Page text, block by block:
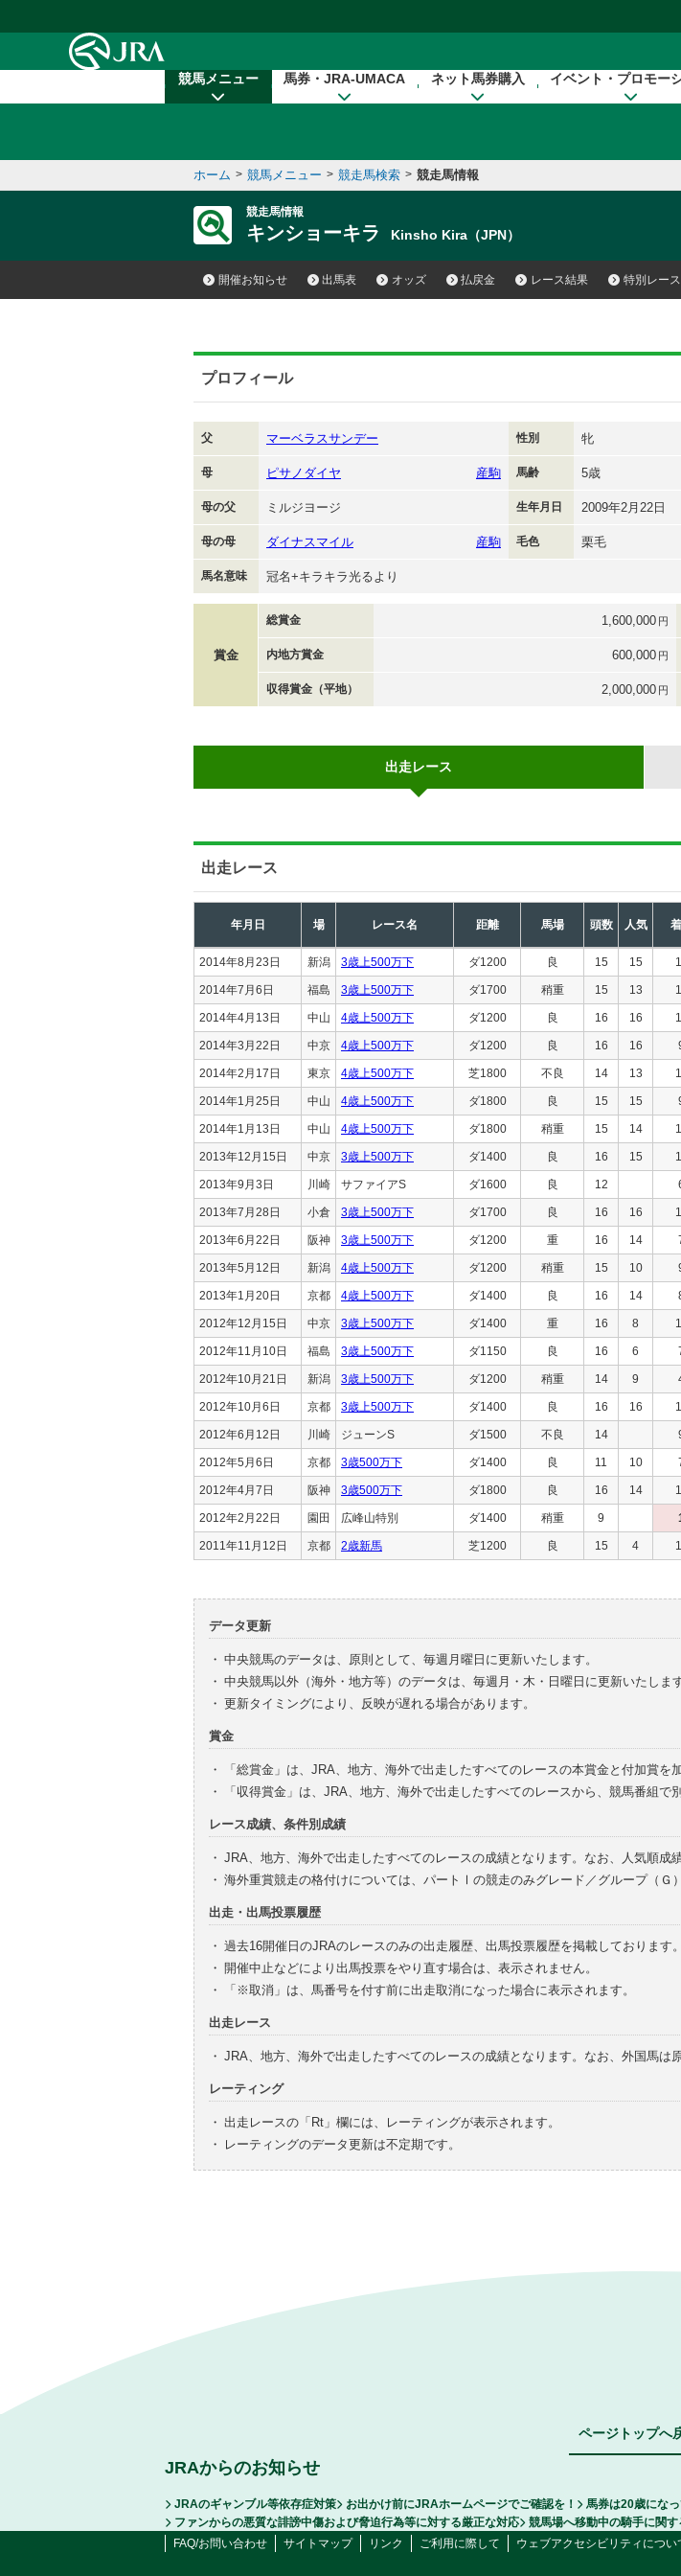
競馬メニュー 馬券・JRA-UMACA ネット馬券購入 イベント・プロモー
ホーム > 競馬メニュー > 競走馬検索 > 競走馬情報
競走馬情報
キンショーキラ Kinsho Kira（JPN）
開催お知らせ 出馬表 オッズ 払戻金 レース結果 特別レー
プロフィール
父 マーベラスサンデー 性別 牝
母 ピサノダイヤ 産駒 馬齢 5歳
母の父 ミルジヨージ 生年月日 2009年2月22日
母の母 ダイナスマイル 産駒 毛色 栗毛
馬名意味 冠名+キラキラ光るより
賞金
総賞金 1,600,000 円
内地方賞金 600,000 円
収得賞金（平地） 2,000,000 円
出走レース
出走レース
年月日 場 レース名 距離 馬場 頭数 人気
2014年8月23日 新潟 3歳上500万下 ダ1200 良 15 15
2014年7月6日 福島 3歳上500万下 ダ1700 稍重 15 13
2014年4月13日 中山 4歳上500万下 ダ1200 良 16 16
2014年3月22日 中京 4歳上500万下 ダ1200 良 16 16
2014年2月17日 東京 4歳上500万下 芝1800 不良 14 13
2014年1月25日 中山 4歳上500万下 ダ1800 良 15 15
2014年1月13日 中山 4歳上500万下 ダ1800 稍重 15 14
2013年12月15日 中京 3歳上500万下 ダ1400 良 16 15
2013年9月3日 川崎 サファイアS ダ1600 良 12
2013年7月28日 小倉 3歳上500万下 ダ1700 良 16 16
2013年6月22日 阪神 3歳上500万下 ダ1200 重 16 14
2013年5月12日 新潟 4歳上500万下 ダ1200 稍重 15 10
2013年1月20日 京都 4歳上500万下 ダ1400 良 16 14
2012年12月15日 中京 3歳上500万下 ダ1400 重 16 8
2012年11月10日 福島 3歳上500万下 ダ1150 良 16 6
2012年10月21日 新潟 3歳上500万下 ダ1200 稍重 14 9
2012年10月6日 京都 3歳上500万下 ダ1400 良 16 16
2012年6月12日 川崎 ジューンS ダ1500 不良 14
2012年5月6日 京都 3歳500万下 ダ1400 良 11 10
2012年4月7日 阪神 3歳500万下 ダ1800 良 16 14
2012年2月22日 園田 広峰山特別 ダ1400 稍重 9
2011年11月12日 京都 2歳新馬 芝1200 良 15 4
データ更新
・ 中央競馬のデータは、原則として、毎週月曜日に更新いたします。
・ 中央競馬以外（海外・地方等）のデータは、毎週月・木・日曜日に更新いたします
・ 更新タイミングにより、反映が遅れる場合があります。
賞金
・
「総賞金」は、JRA、地方、海外で出走したすべてのレースの本賞金と付加賞を
・
「収得賞金」は、JRA、地方、海外で出走したすべてのレースから、競馬番組で
レース成績、条件別成績
・ JRA、地方、海外で出走したすべてのレースの成績となります。なお、人気順成
・ 海外重賞競走の格付けについては、パートⅠの競走のみグレード／グループ（Ｇ
出走・出馬投票履歴
・ 過去16開催日のJRAのレースのみの出走履歴、出馬投票履歴を掲載しております。
・ 開催中止などにより出馬投票をやり直す場合は、表示されません。
・
「※取消」は、馬番号を付す前に出走取消になった場合に表示されます。
出走レース
・ JRA、地方、海外で出走したすべてのレースの成績となります。なお、外国馬は
レーティング
・ 出走レースの「Rt」欄には、レーティングが表示されます。
・
レーティングのデータ更新は不定期です。
ページトップへ
JRAからのお知らせ
JRAのギャンブル等依存症対策 お出かけ前にJRAホームページでご確認を！ 馬券は20歳にな
ファンからの悪質な誹謗中傷および脅迫行為等に対する厳正な対応
競馬場へ移動中の騎手に関す
FAQ/お問い合わせ
サイトマップ リンク ご利用に際して ウェブアクセシビリティについ